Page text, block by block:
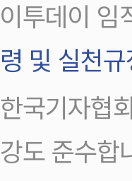
이투데이 임
령 및 실천규
한국기자협
강도 준수합